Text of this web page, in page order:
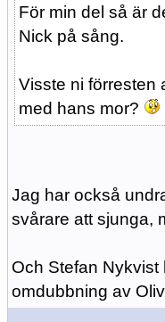
För min del så är
Nick på sång.
Visste ni förresten
med hans mor?
Jag har också
svårare att sjunga,
Och Stefan
omdubbning av